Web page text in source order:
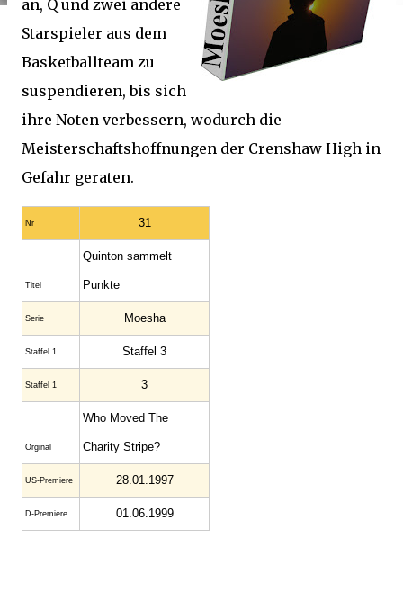
an, Q und zwei andere
Starspieler aus dem
Basketballteam zu
suspendieren, bis sich
ihre Noten verbessern, wodurch die
Meisterschaftshoffnungen der Crenshaw High in
Gefahr geraten.
Nr 31
Titel
Quinton sammelt
Punkte
Serie Moesha
Staffel 1 Staffel 3
Staffel 1 3
Orginal
Who Moved The
Charity Stripe?
US-Premiere 28.01.1997
D-Premiere 01.06.1999